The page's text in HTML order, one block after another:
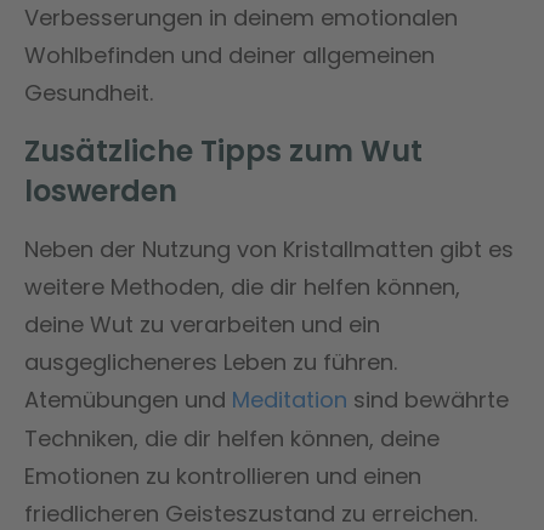
Verbesserungen in deinem emotionalen
Wohlbefinden und deiner allgemeinen
Gesundheit.
Zusätzliche Tipps zum Wut
loswerden
Neben der Nutzung von Kristallmatten gibt es
weitere Methoden, die dir helfen können,
deine Wut zu verarbeiten und ein
ausgeglicheneres Leben zu führen.
Atemübungen und Meditation sind bewährte
Techniken, die dir helfen können, deine
Emotionen zu kontrollieren und einen
friedlicheren Geisteszustand zu erreichen.